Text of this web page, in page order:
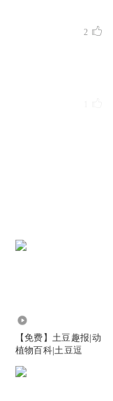
2
【免费】土豆趣报|动
植物百科|土豆逗